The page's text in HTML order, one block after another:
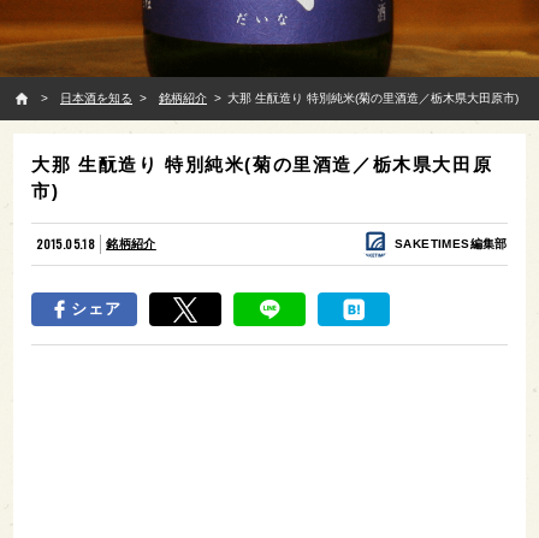
日本酒を知る
銘柄紹介 大那 生酛造り 特別純米(菊の里酒造／栃木県大田原市)
大那 生酛造り 特別純米(菊の里酒造／栃木県大田原
市)
2015.05.18 銘柄紹介 SAKETIMES編集部
シェア